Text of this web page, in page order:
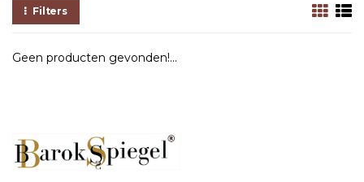
Filters
Geen producten gevonden!...